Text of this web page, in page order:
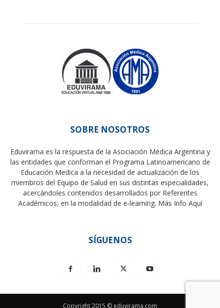
SOBRE NOSOTROS
Eduvirama es la respuesta de la Asociación Médica Argentina y
las entidades que conforman el Programa Latinoamericano de
Educación Medica a la necesidad de actualización de los
miembros del Equipo de Salud en sus distintas especialidades,
acercándoles contenidos desarrollados por Referentes
Académicos, en la modalidad de e-learning. Más Info Aquí
SÍGUENOS
Copyright 2015 © eduvirama.com